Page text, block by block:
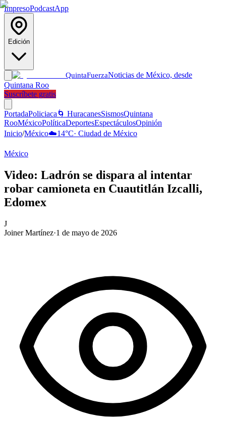
ImpresoPodcastApp
Edición
QuintaFuerzaNoticias de México, desde
Quintana Roo
Suscríbete gratis
PortadaPoliciaca 🌀 HuracanesSismosQuintana
RooMéxicoPolíticaDeportesEspectáculosOpinión
Inicio/México☁️14°C· Ciudad de México
México
Video: Ladrón se dispara al intentar
robar camioneta en Cuautitlán Izcalli,
Edomex
J
Joiner Martínez·1 de mayo de 2026